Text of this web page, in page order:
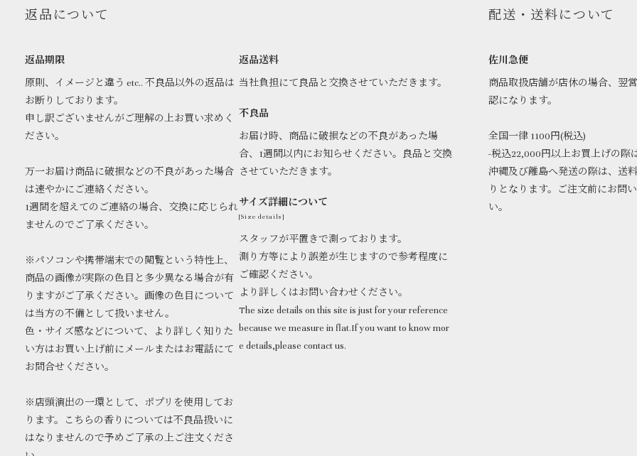
返品について
返品期限
原則、イメージと違う etc.. 不良品以外の返品は
お断りしております。
申し訳ございませんがご理解の上お買い求めく
ださい。
万一お届け商品に破損などの不良があった場合
は速やかにご連絡ください。
1週間を超えてのご連絡の場合、交換に応じられ
ませんのでご了承ください。
※パソコンや携帯端末での閲覧という特性上、
商品の画像が実際の色目と多少異なる場合が有
りますがご了承ください。画像の色目について
は当方の不備として扱いません。
色・サイズ感などについて、より詳しく知りた
い方はお買い上げ前にメールまたはお電話にて
お問合せください。
※店頭演出の一環として、ポプリを使用してお
ります。こちらの香りについては不良品扱いに
はなりませんので予めご了承の上ご注文くださ
返品送料
当社負担にて良品と交換させていただきます。
不良品
お届け時、商品に破損などの不良があった場
合、1週間以内にお知らせください。良品と交換
させていただきます。
サイズ詳細について
[Size details]
スタッフが平置きで測っております。
測り方等により誤差が生じますので参考程度に
ご確認ください。
より詳しくはお問い合わせください。
The size details on this site is just for your reference
because we measure in flat.If you want to know mor
e details,please contact us.
配送・送料について
佐川急便
商品取扱店舗が店休の場合、翌
認になります。
全国一律 1100円(税込)
-税込22,000円以上お買上げの際
沖縄及び離島へ発送の際は、送
りとなります。ご注文前にお問
い。